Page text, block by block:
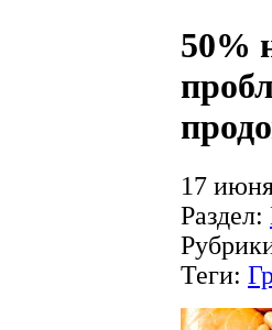
50%
17
Раздел:
Теги: